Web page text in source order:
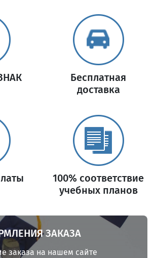
Бесплатная
доставка
100% соответствие
учебных планов
ЗАКАЗА
заказа на нашем сайте